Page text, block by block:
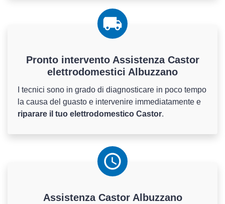
Pronto intervento Assistenza Castor
elettrodomestici Albuzzano
I tecnici sono in grado di diagnosticare in poco tempo
la causa del guasto e intervenire immediatamente e
riparare il tuo elettrodomestico Castor.
Assistenza CastorAlbuzzano